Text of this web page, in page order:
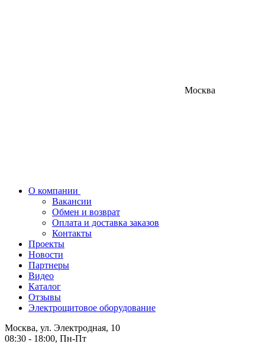
Москва
О компании
Вакансии
Обмен и возврат
Оплата и доставка заказов
Контакты
Проекты
Новости
Партнеры
Видео
Каталог
Отзывы
Электрощитовое оборудование
Москва, ул. Электродная, 10
08:30 - 18:00, Пн-Пт